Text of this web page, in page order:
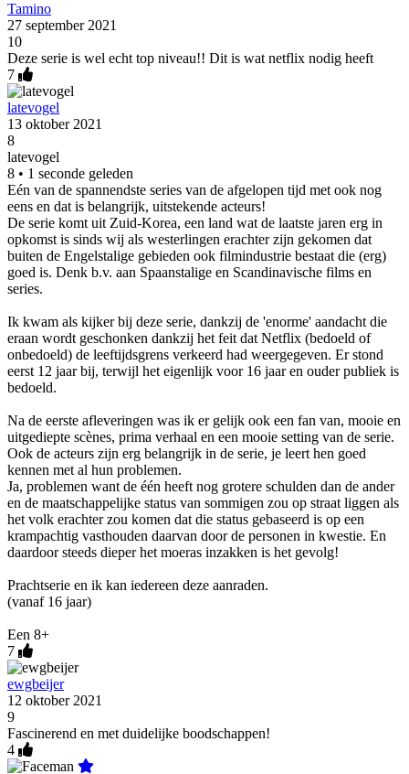
Tamino
27 september 2021
10
Deze serie is wel echt top niveau!! Dit is wat netflix nodig heeft
7
latevogel
13 oktober 2021
8
latevogel
8 • 1 seconde geleden
Eén van de spannendste series van de afgelopen tijd met ook nog
eens en dat is belangrijk, uitstekende acteurs!
De serie komt uit Zuid-Korea, een land wat de laatste jaren erg in
opkomst is sinds wij als westerlingen erachter zijn gekomen dat
buiten de Engelstalige gebieden ook filmindustrie bestaat die (erg)
goed is. Denk b.v. aan Spaanstalige en Scandinavische films en
series.
Ik kwam als kijker bij deze serie, dankzij de 'enorme' aandacht die
eraan wordt geschonken dankzij het feit dat Netflix (bedoeld of
onbedoeld) de leeftijdsgrens verkeerd had weergegeven. Er stond
eerst 12 jaar bij, terwijl het eigenlijk voor 16 jaar en ouder publiek is
bedoeld.
Na de eerste afleveringen was ik er gelijk ook een fan van, mooie en
uitgediepte scènes, prima verhaal en een mooie setting van de serie.
Ook de acteurs zijn erg belangrijk in de serie, je leert hen goed
kennen met al hun problemen.
Ja, problemen want de één heeft nog grotere schulden dan de ander
en de maatschappelijke status van sommigen zou op straat liggen als
het volk erachter zou komen dat die status gebaseerd is op een
krampachtig vasthouden daarvan door de personen in kwestie. En
daardoor steeds dieper het moeras inzakken is het gevolg!
Prachtserie en ik kan iedereen deze aanraden.
(vanaf 16 jaar)
Een 8+
7
ewgbeijer
12 oktober 2021
9
Fascinerend en met duidelijke boodschappen!
4